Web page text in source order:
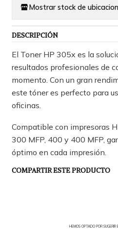
Mostrar stock de
DESCRIPCIÓN
El Toner HP 305x es la
resultados profesionales de
momento. Con un gran
este tóner es perfecto para
oficinas.
Compatible con impresoras
300 MFP, 400 y 400 MFP,
óptimo en cada impresión.
COMPARTIR ESTE PRODUCTO
HEMOS OPTADO POR